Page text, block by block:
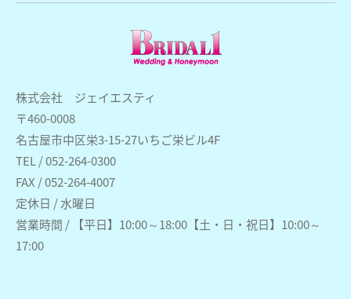
株式会社 ジェイエスティ
〒460-0008
名古屋市中区栄3-15-27いちご栄ビル4F
TEL / 052-264-0300
FAX / 052-264-4007
定休日 / 水曜日
営業時間 / 【平日】10:00～18:00【土・日・祝日】10:00～
17:00